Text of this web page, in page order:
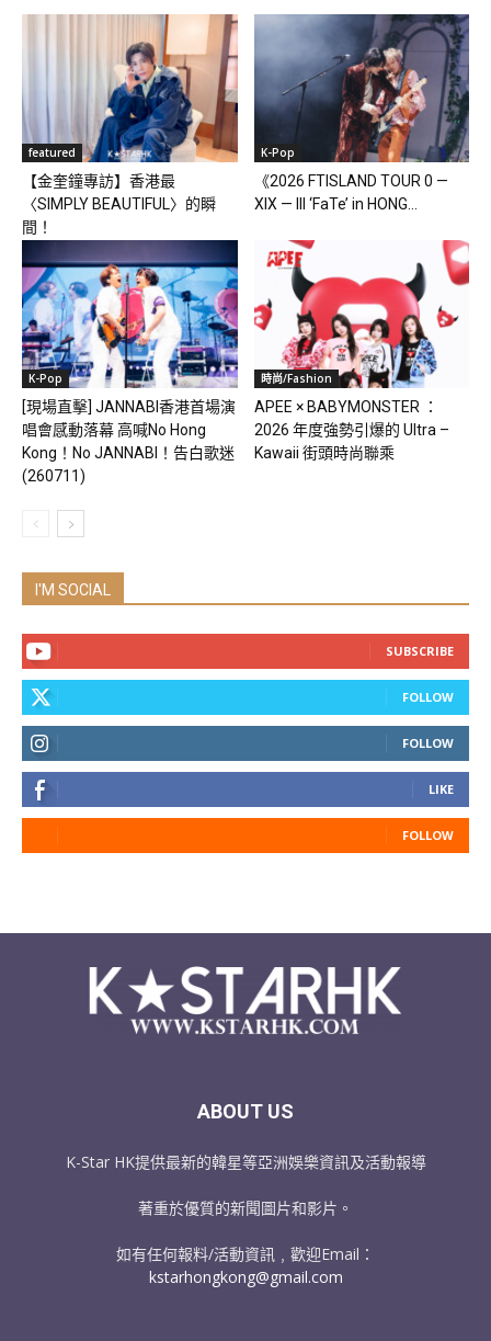
featured
【金奎鐘專訪】香港最
〈SIMPLY BEAUTIFUL〉的瞬
間！
K-Pop
《2026 FTISLAND TOUR 0 —
XIX — III ‘FaTe’ in HONG...
K-Pop
[現場直擊] JANNABI香港首場演
唱會感動落幕 高喊No Hong
Kong！No JANNABI！告白歌迷
(260711)
時尚/Fashion
APEE × BABYMONSTER ：
2026 年度強勢引爆的 Ultra –
Kawaii 街頭時尚聯乘
I'M SOCIAL
SUBSCRIBE
FOLLOW
FOLLOW
LIKE
FOLLOW
ABOUT US
K-Star HK提供最新的韓星等亞洲娛樂資訊及活動報導
著重於優質的新聞圖片和影片。
如有任何報料/活動資訊﹐歡迎Email：
kstarhongkong@gmail.com